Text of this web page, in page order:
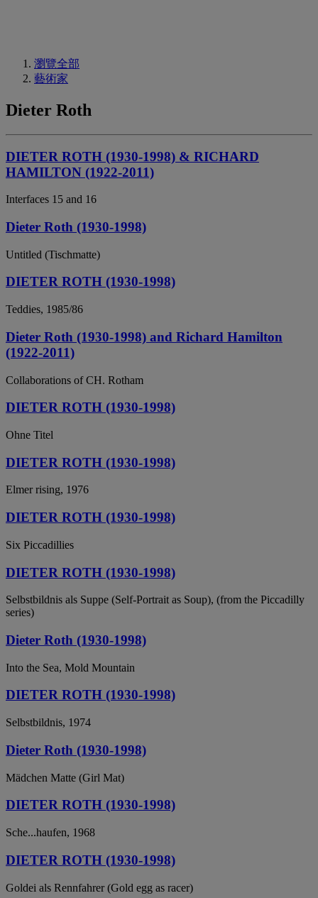
瀏覽全部
藝術家
Dieter Roth
DIETER ROTH (1930-1998) & RICHARD
HAMILTON (1922-2011)
Interfaces 15 and 16
Dieter Roth (1930-1998)
Untitled (Tischmatte)
DIETER ROTH (1930-1998)
Teddies, 1985/86
Dieter Roth (1930-1998) and Richard Hamilton
(1922-2011)
Collaborations of CH. Rotham
DIETER ROTH (1930-1998)
Ohne Titel
DIETER ROTH (1930-1998)
Elmer rising, 1976
DIETER ROTH (1930-1998)
Six Piccadillies
DIETER ROTH (1930-1998)
Selbstbildnis als Suppe (Self-Portrait as Soup), (from the Piccadilly
series)
Dieter Roth (1930-1998)
Into the Sea, Mold Mountain
DIETER ROTH (1930-1998)
Selbstbildnis, 1974
Dieter Roth (1930-1998)
Mädchen Matte (Girl Mat)
DIETER ROTH (1930-1998)
Sche...haufen, 1968
DIETER ROTH (1930-1998)
Goldei als Rennfahrer (Gold egg as racer)